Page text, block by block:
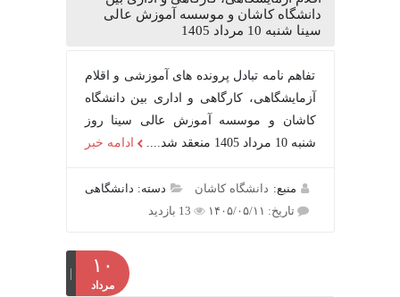
دانشگاه کاشان و موسسه آموزش عالی
سینا شنبه 10 مرداد 1405
تفاهم نامه تبادل پرونده‌ های آموزشی و اقلام
آزمایشگاهی، کارگاهی و اداری بین دانشگاه
کاشان و موسسه آموزش عالی سینا روز
ادامه خبر
منبع:دانشگاه کاشان
دسته: دانشگاهی
تاریخ: ۱۴۰۵/۰۵/۱۱
13 بازدید
۱۰
مرداد